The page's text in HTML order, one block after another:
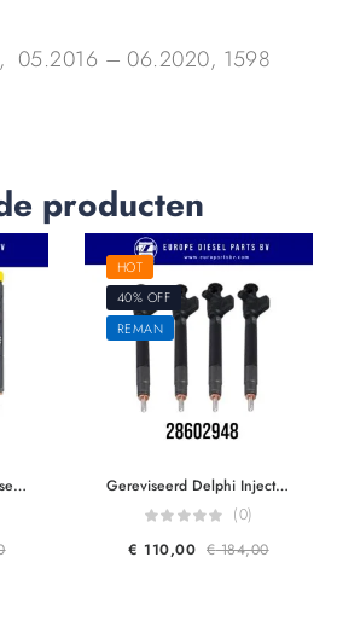
05.2016 – 06.2020, 1598
producten
Gereviseerd Delphi Diesel Injector 28232251 R03101D R05101D R05102D 16601137R 8200421359 8200676774 15710-84A52-000 For Renault Dacia Mercedes Nissan 1.5 DCi
HOT
40% OFF
REMAN
Gereviseerd Delphi Injector 28602948 28319895 28388960 Ford Peugeot Citroen 9674984080 DS7Q-9F593-BB 2.0 HDi HDR360
(0)
€ 110,00 €184,00